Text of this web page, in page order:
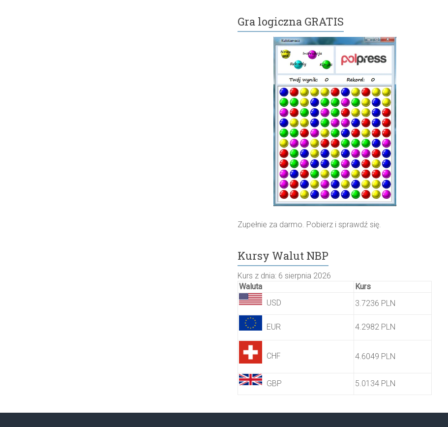
Gra logiczna GRATIS
Zupełnie za darmo. Pobierz i sprawdź się.
Kursy Walut NBP
Kurs z dnia: 6 sierpnia 2026
Waluta
Kurs
USD
3.7236 PLN
EUR 4.2982 PLN
CHF 4.6049 PLN
GBP 5.0134 PLN